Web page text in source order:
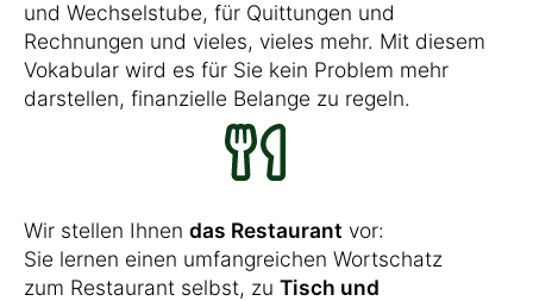
und Wechselstube, für Quittungen und
Rechnungen und vieles, vieles mehr. Mit diesem
Vokabular wird es für Sie kein Problem mehr
darstellen, finanzielle Belange zu regeln.
Wir stellen Ihnen das Restaurant vor:
Sie lernen einen umfangreichen Wortschatz
zum Restaurant selbst, zu Tisch und